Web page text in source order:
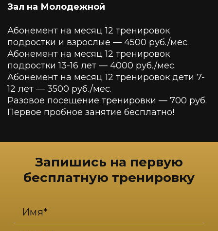
Зал на Молодежной
Абонемент на месяц 12 тренировок
подростки и взрослые — 4500 руб./мес.
Абонемент на месяц 12 тренировок
подростки 13-16 лет — 4000 руб./мес.
Абонемент на месяц 12 тренировок дети 7-
12 лет — 3500 руб./мес.
Разовое посещение тренировки — 700 руб.
Первое пробное занятие бесплатно!
Запишись на первую
бесплатную тренировку
Имя*